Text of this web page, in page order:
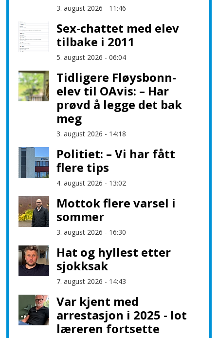
3. august 2026 - 11:46
Sex-chattet med elev
tilbake i 2011
5. august 2026 - 06:04
Tidligere Fløysbonn-
elev til OAvis: – Har
prøvd å legge det bak
meg
3. august 2026 - 14:18
Politiet: – Vi har fått
flere tips
4. august 2026 - 13:02
Mottok flere varsel i
sommer
3. august 2026 - 16:30
Hat og hyllest etter
sjokksak
7. august 2026 - 14:43
Var kjent med
arrestasjon i 2025 - lot
læreren fortsette